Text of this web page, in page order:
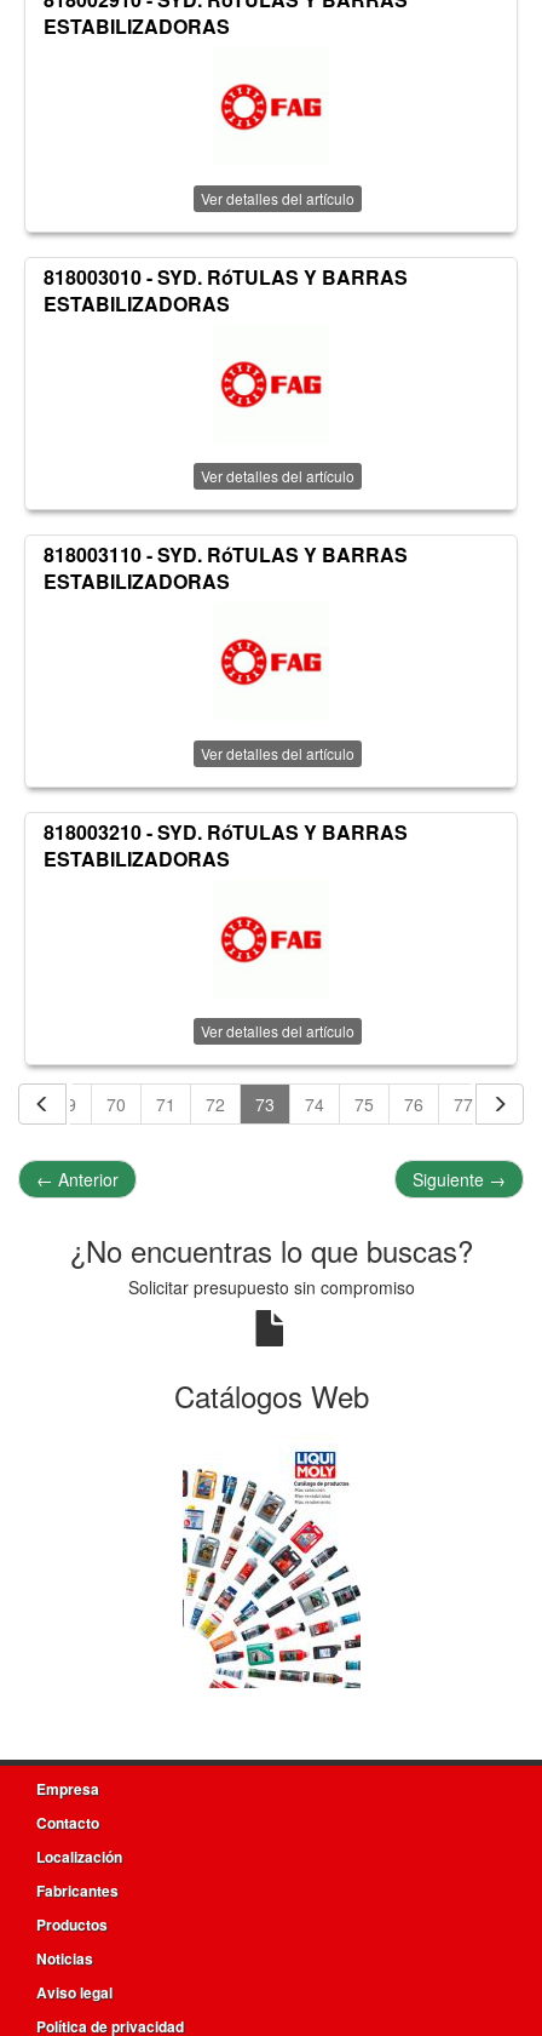
ESTABILIZADORAS
Ver detalles del artículo
818003010 - SYD. RóTULAS Y BARRAS
ESTABILIZADORAS
Ver detalles del artículo
818003110 - SYD. RóTULAS Y BARRAS
ESTABILIZADORAS
Ver detalles del artículo
818003210 - SYD. RóTULAS Y BARRAS
ESTABILIZADORAS
Ver detalles del artículo
69 70 71 72 73 74 75 76 77 78
← Anterior Siguiente →
¿No encuentras lo que buscas?
Solicitar presupuesto sin compromiso
Catálogos Web
Empresa
Contacto
Localización
Fabricantes
Productos
Noticias
Aviso legal
Política de privacidad